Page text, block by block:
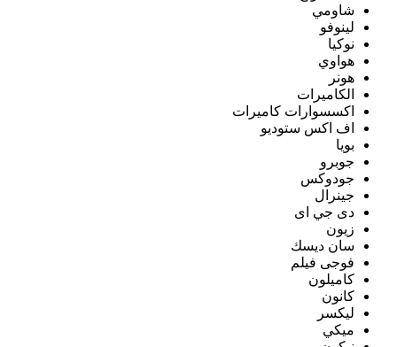
شاومي
لينوفو
نوكيا
هواوي
هونر
الكاميرات
اكسسوارات كاميرات
اف اكس ستوديو
بويا
جوبرو
جودوكس
جينرال
دى جي اى
زيون
سان ديسك
فوجى فيلم
كاميلون
كانون
ليكسر
ميكي